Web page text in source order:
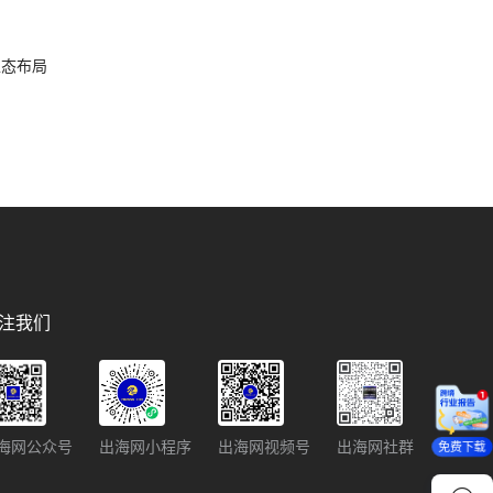
布局
免费下载
我们
网公众号 出海网小程序 出海网视频号 出海网社群